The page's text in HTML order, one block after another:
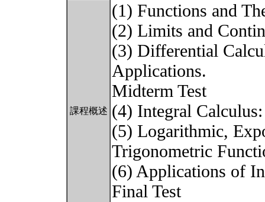
課程概述
(1) Functions and
(2) Limits and
(3) Differential
Applications.
Midterm Test
(4) Integral
(5) Logarithmic,
Trigonometric
(6) Applications of
Final Test